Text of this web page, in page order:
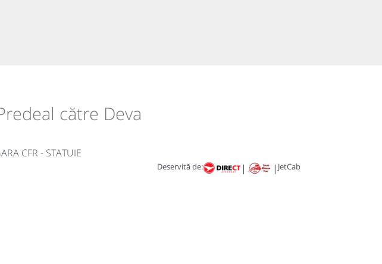
către Deva
CFR - STATUIE
Deservită de: | |JetCab